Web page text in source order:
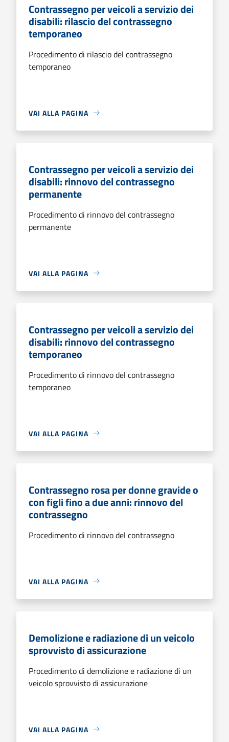
Contrassegno per veicoli a servizio dei
disabili: rilascio del contrassegno
temporaneo
Procedimento di rilascio del contrassegno
temporaneo
VAI ALLA PAGINA
Contrassegno per veicoli a servizio dei
disabili: rinnovo del contrassegno
permanente
Procedimento di rinnovo del contrassegno
permanente
VAI ALLA PAGINA
Contrassegno per veicoli a servizio dei
disabili: rinnovo del contrassegno
temporaneo
Procedimento di rinnovo del contrassegno
temporaneo
VAI ALLA PAGINA
Contrassegno rosa per donne gravide o
con figli fino a due anni: rinnovo del
contrassegno
Procedimento di rinnovo del contrassegno
VAI ALLA PAGINA
Demolizione e radiazione di un veicolo
sprovvisto di assicurazione
Procedimento di demolizione e radiazione di un
veicolo sprovvisto di assicurazione
VAI ALLA PAGINA